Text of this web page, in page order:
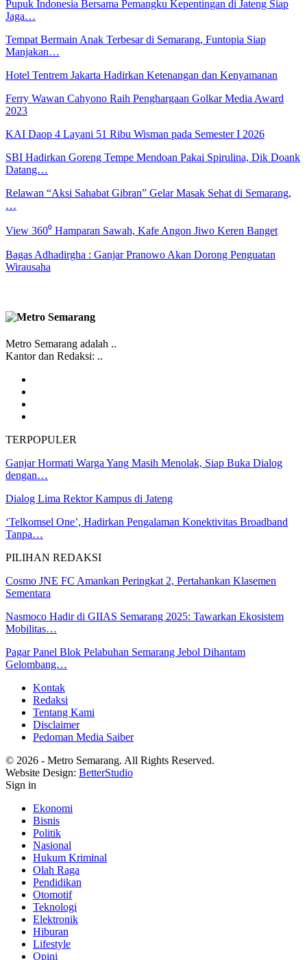
Pupuk Indonesia Bersama Pemangku Kepentingan di Jateng Siap
Jaga…
Tempat Bermain Anak Terbesar di Semarang, Funtopia Siap
Manjakan…
Hotel Tentrem Jakarta Hadirkan Ketenangan dan Kenyamanan
Ferry Wawan Cahyono Raih Penghargaan Golkar Media Award
2023
KAI Daop 4 Layani 51 Ribu Wisman pada Semester I 2026
SBI Hadirkan Goreng Tempe Mendoan Pakai Spirulina, Dik Doank
Datang…
Relawan “Aksi Sahabat Gibran” Gelar Masak Sehat di Semarang,
…
View 360⁰ Hamparan Sawah, Kafe Angon Jiwo Keren Banget
Bagas Adhadirgha : Ganjar Pranowo Akan Dorong Penguatan
Wirausaha
Metro Semarang adalah ..
Kantor dan Redaksi: ..
TERPOPULER
Ganjar Hormati Warga Yang Masih Menolak, Siap Buka Dialog
dengan…
Dialog Lima Rektor Kampus di Jateng
‘Telkomsel One’, Hadirkan Pengalaman Konektivitas Broadband
Tanpa…
PILIHAN REDAKSI
Cosmo JNE FC Amankan Peringkat 2, Pertahankan Klasemen
Sementara
Nasmoco Hadir di GIIAS Semarang 2025: Tawarkan Ekosistem
Mobilitas…
Pagar Panel Blok Pelabuhan Semarang Jebol Dihantam
Gelombang…
Kontak
Redaksi
Tentang Kami
Disclaimer
Pedoman Media Saiber
© 2026 - Metro Semarang. All Rights Reserved.
Website Design: BetterStudio
Sign in
Ekonomi
Bisnis
Politik
Nasional
Hukum Kriminal
Olah Raga
Pendidikan
Otomotif
Teknologi
Elektronik
Hiburan
Lifestyle
Opini